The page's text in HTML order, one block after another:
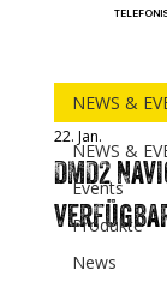
NEWS &
Events
Produkte
News
NEWS &
DMD2
22. Jan.